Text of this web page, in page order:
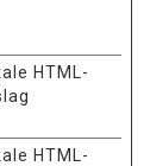
HTML-
HTML-